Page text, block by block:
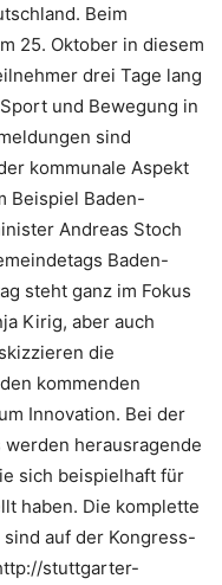
Beim
25. Oktober in diesem
drei Tage lang
und Bewegung in
sind
kommunale Aspekt
Beispiel Baden-
Andreas Stoch
Baden-
steht ganz im Fokus
Kirig, aber auch
die
kommenden
Innovation. Bei der
herausragende
sich beispielhaft für
haben. Die komplette
auf der Kongress-
stuttgarter-